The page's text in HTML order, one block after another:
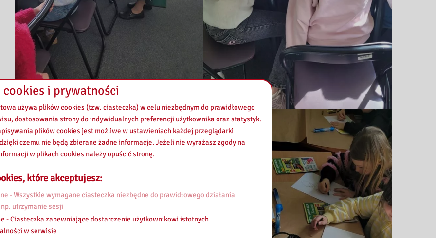
i prywatności
używa plików cookies (tzw. ciasteczka) w celu niezbędnym do prawidłowego
dostosowania strony do indywidualnych preferencji użytkownika oraz statystyk.
plików cookies jest możliwe w ustawieniach każdej przeglądarki
czemu nie będą zbierane żadne informacje. Jeżeli nie wyrażasz zgody na
w plikach cookies należy opuścić stronę.
które akceptujesz:
- Wszystkie wymagane ciasteczka niezbędne do prawidłowego działania
utrzymanie sesji
- Ciasteczka zapewniające dostarczenie użytkownikowi istotnych
w serwisie